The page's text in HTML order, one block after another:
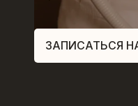
ЗАПИСАТЬСЯ